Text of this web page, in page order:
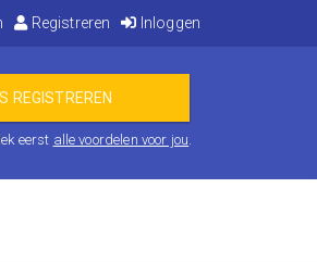
Registreren Inloggen
eerst alle voordelen voor jou.